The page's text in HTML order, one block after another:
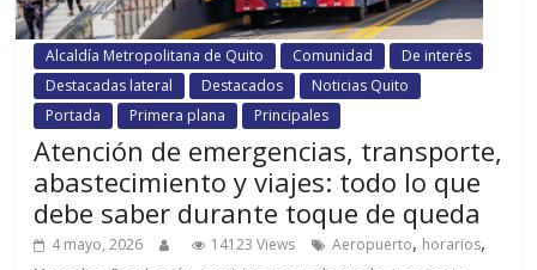
Alcaldía Metropolitana de Quito Comunidad
De interés
Destacadas lateral
Destacados
Noticias Quito
Portada
Primera plana Principales
Atención de emergencias, transporte,
abastecimiento y viajes: todo lo que
debe saber durante toque de queda
4 mayo, 2026 14123 Views Aeropuerto, horarios,